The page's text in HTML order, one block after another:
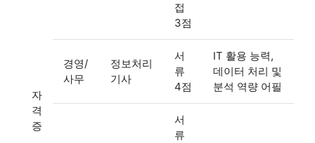
자
격
증
접
3점
경영/
사무
정보처리
기사
서
류
4점
IT 활용 능력,
데이터 처리 및
분석 역량 어필
서
류